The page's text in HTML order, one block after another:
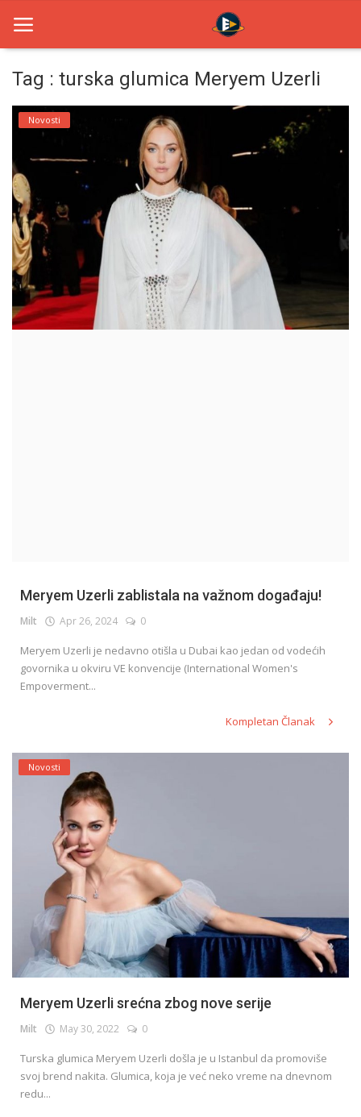
Home
TV Serije
Filmovi
Glumci
Contact
Login
Tag : turska glumica Meryem Uzerli
Novosti
Meryem Uzerli zablistala na važnom događaju!
Milt Apr 26, 2024 0
Meryem Uzerli je nedavno otišla u Dubai kao jedan od vodećih
govornika u okviru VE konvencije (International Women's
Empoverment...
Kompletan Članak
Novosti
Meryem Uzerli srećna zbog nove serije
Milt May 30, 2022 0
Turska glumica Meryem Uzerli došla je u Istanbul da promoviše
svoj brend nakita. Glumica, koja je već neko vreme na dnevnom
redu...